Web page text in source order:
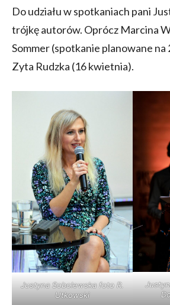
Do udziału w spotkaniach pani
trójkę autorów. Oprócz Marcina
Sommer (spotkanie planowane na
Zyta Rudzka (16 kwietnia).
Justyna Sobolewska foto R.
Utkowski